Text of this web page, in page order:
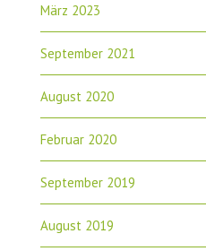
März 2023
September 2021
August 2020
Februar 2020
September 2019
August 2019